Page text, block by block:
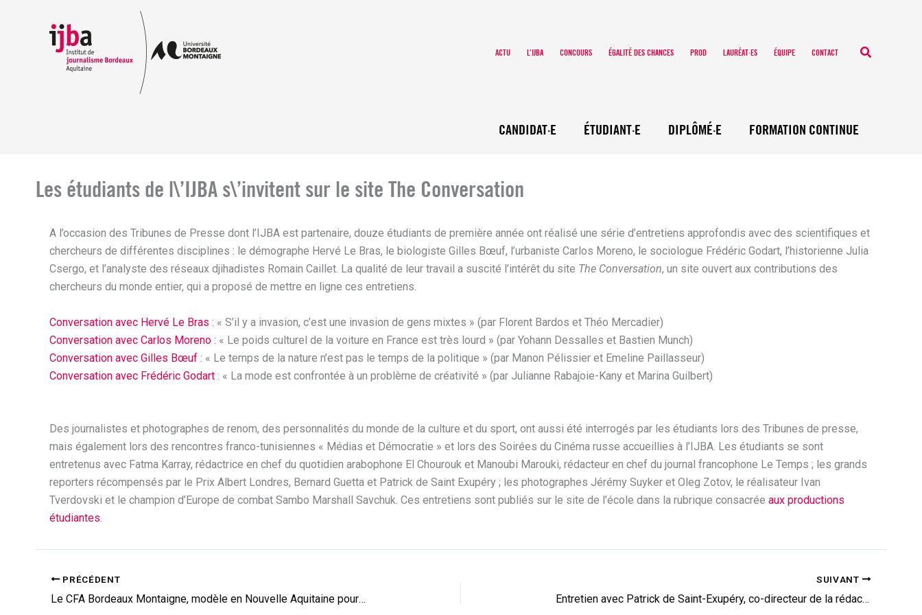
ACTU L’IJBA CONCOURS ÉGALITÉ DES CHANCES PROD LAURÉAT·ES ÉQUIPE CONTACT
CANDIDAT·E ÉTUDIANT·E DIPLÔMÉ·E FORMATION CONTINUE
Les étudiants de l\’IJBA s\’invitent sur le site The Conversation
A l’occasion des Tribunes de Presse dont l’IJBA est partenaire, douze étudiants de première année ont réalisé une série d’entretiens approfondis avec des scientifiques et
chercheurs de différentes disciplines : le démographe Hervé Le Bras, le biologiste Gilles Bœuf, l’urbaniste Carlos Moreno, le sociologue Frédéric Godart, l’historienne Julia
Csergo, et l’analyste des réseaux djihadistes Romain Caillet. La qualité de leur travail a suscité l’intérêt du site The Conversation, un site ouvert aux contributions des
chercheurs du monde entier, qui a proposé de mettre en ligne ces entretiens.
Conversation avec Hervé Le Bras : « S’il y a invasion, c’est une invasion de gens mixtes » (par Florent Bardos et Théo Mercadier)
Conversation avec Carlos Moreno : « Le poids culturel de la voiture en France est très lourd » (par Yohann Dessalles et Bastien Munch)
Conversation avec Gilles Bœuf : « Le temps de la nature n’est pas le temps de la politique » (par Manon Pélissier et Emeline Paillasseur)
Conversation avec Frédéric Godart : « La mode est confrontée à un problème de créativité » (par Julianne Rabajoie-Kany et Marina Guilbert)
Des journalistes et photographes de renom, des personnalités du monde de la culture et du sport, ont aussi été interrogés par les étudiants lors des Tribunes de presse,
mais également lors des rencontres franco-tunisiennes « Médias et Démocratie » et lors des Soirées du Cinéma russe accueillies à l’IJBA. Les étudiants se sont
entretenus avec Fatma Karray, rédactrice en chef du quotidien arabophone El Chourouk et Manoubi Marouki, rédacteur en chef du journal francophone Le Temps ; les grands
reporters récompensés par le Prix Albert Londres, Bernard Guetta et Patrick de Saint Exupéry ; les photographes Jérémy Suyker et Oleg Zotov, le réalisateur Ivan
Tverdovski et le champion d’Europe de combat Sambo Marshall Savchuk. Ces entretiens sont publiés sur le site de l’école dans la rubrique consacrée aux productions
étudiantes.
PRÉCÉDENT
Le CFA Bordeaux Montaigne, modèle en Nouvelle Aquitaine pour la qualité de ses relations avec les entreprises
SUIVANT
Entretien avec Patrick de Saint-Exupéry, co-directeur de la rédaction d’Ebdo